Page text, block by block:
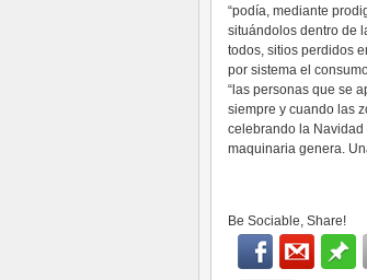
“podía, mediante
situándolos dentro de
todos, sitios perdidos
por sistema el
“las personas que se
siempre y cuando las
celebrando la
maquinaria genera.
Be Sociable, Share!